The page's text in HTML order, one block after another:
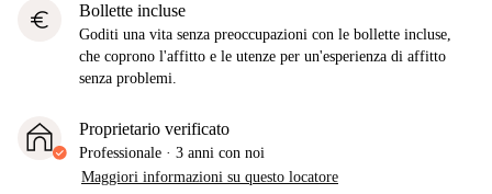
euro Bollette incluse
Goditi una vita senza preoccupazioni con le bollette incluse,
che coprono l'affitto e le utenze per un'esperienza di affitto
senza problemi.
Proprietario verificato
Professionale · 3 anni con noi
Maggiori informazioni su questo locatore